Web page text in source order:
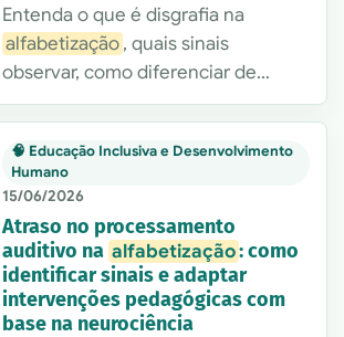
Entenda o que é disgrafia na
alfabetização , quais sinais
observar, como diferenciar de
outras dificuldades e quais
intervenções psicopedagógicas
aplicar com base na neurociência.
🧠 Educação Inclusiva e Desenvolvimento
Humano
15/06/2026
Atraso no processamento
auditivo na alfabetização: como
identificar sinais e adaptar
intervenções pedagógicas com
base na neurociência